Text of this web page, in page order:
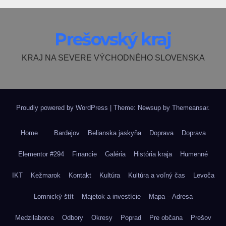
Prešovský kraj
KRAJ NA SEVERE VÝCHODNÉHO SLOVENSKA
Proudly powered by WordPress | Theme: Newsup by Themeansar.
Home Bardejov Belianska jaskyňa Doprava Doprava
Elementor #294 Financie Galéria História kraja Humenné
IKT Kežmarok Kontakt Kultúra Kultúra a voľný čas Levoča
Lomnický štít Majetok a investície Mapa – Adresa
Medzilaborce Odbory Okresy Poprad Pre občana Prešov